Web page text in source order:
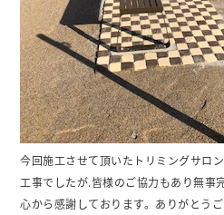
今回施工させて頂いたトリミングサロ
工事でしたが.皆様のご協力もあり無事
心から感謝しております。ありがとうご